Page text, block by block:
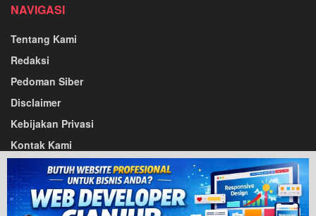
NAVIGASI
Tentang Kami
Redaksi
Pedoman Siber
Disclaimer
Kebijakan Privasi
Kontak Kami
Tentang Kami Redaksi Pedoman Siber Disclaimer